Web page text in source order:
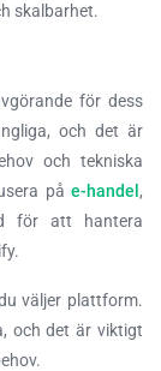
skalbarhet.
för dess
och det är
och tekniska
på e-handel ,
för att hantera
väljer plattform.
och det är viktigt